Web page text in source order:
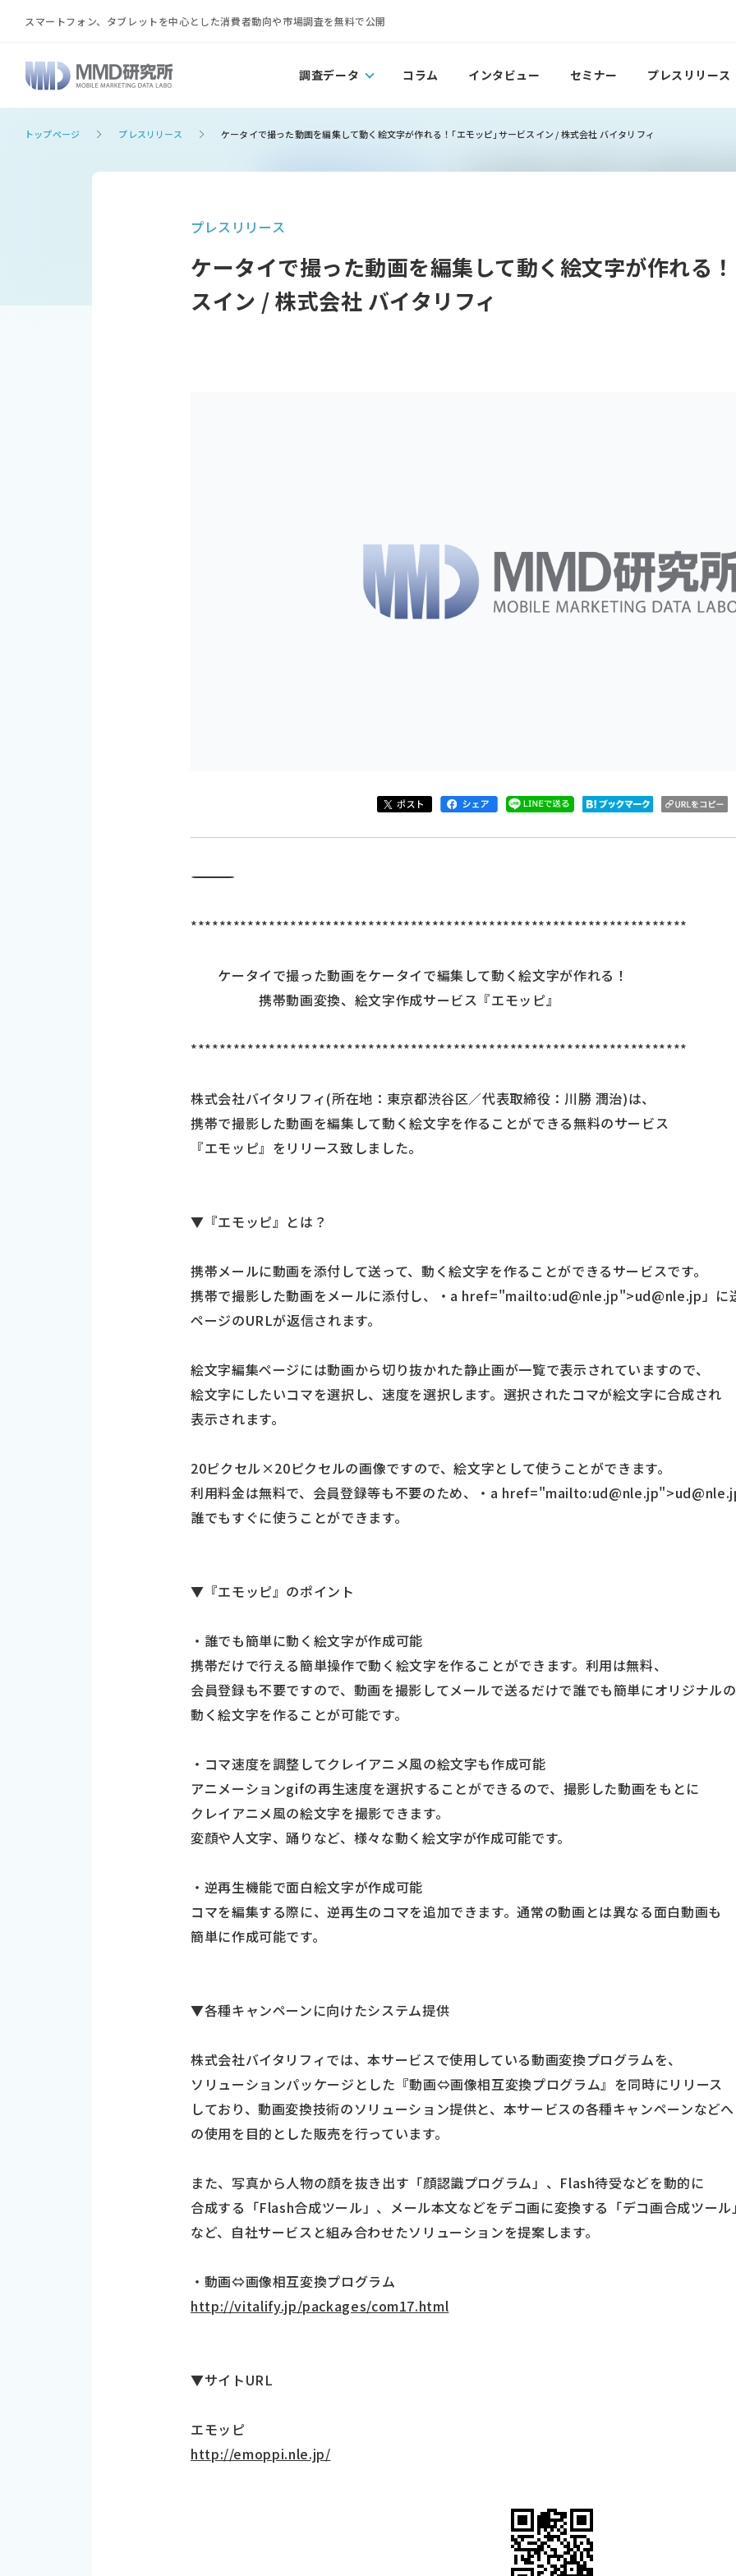
スマートフォン、タブレットを中心とした消費者動向や市場調査を無料で公開
調査データ コラム インタビュー セミナー プレスリリース
トップページ プレスリリース ケータイで撮った動画を編集して動く絵文字が作れる！｢エモッピ｣サービスイン / 株式会社 バイタリフィ
プレスリリース
ケータイで撮った動画を編集して動く絵文字が作れる
スイン / 株式会社 バイタリフィ
―――――――――――――――――――――――――――――――――――
**********************************************************************
ケータイで撮った動画をケータイで編集して動く絵文字が作れる！
携帯動画変換、絵文字作成サービス『エモッピ』
**********************************************************************
株式会社バイタリフィ(所在地：東京都渋谷区／代表取締役：川勝 潤治)は、
携帯で撮影した動画を編集して動く絵文字を作ることができる無料のサービス
『エモッピ』をリリース致しました。
▼『エモッピ』とは？
携帯メールに動画を添付して送って、動く絵文字を作ることができるサービスです。
携帯で撮影した動画をメールに添付し、・a href="mailto:ud@nle.jp">ud@nle.jp」に
ページのURLが返信されます。
絵文字編集ページには動画から切り抜かれた静止画が一覧で表示されていますので、
絵文字にしたいコマを選択し、速度を選択します。選択されたコマが絵文字に合成され
表示されます。
20ピクセル×20ピクセルの画像ですので、絵文字として使うことができます。
利用料金は無料で、会員登録等も不要のため、・a
誰でもすぐに使うことができます。
▼『エモッピ』のポイント
・誰でも簡単に動く絵文字が作成可能
携帯だけで行える簡単操作で動く絵文字を作ることができます。利用は無料、
会員登録も不要ですので、動画を撮影してメールで送るだけで誰でも簡単にオリジナルの
動く絵文字を作ることが可能です。
・コマ速度を調整してクレイアニメ風の絵文字も作成可能
アニメーションgifの再生速度を選択することができるので、撮影した動画をもとに
クレイアニメ風の絵文字を撮影できます。
変顔や人文字、踊りなど、様々な動く絵文字が作成可能です。
・逆再生機能で面白絵文字が作成可能
コマを編集する際に、逆再生のコマを追加できます。通常の動画とは異なる面白動画も
簡単に作成可能です。
▼各種キャンペーンに向けたシステム提供
株式会社バイタリフィでは、本サービスで使用している動画変換プログラムを、
ソリューションパッケージとした『動画⇔画像相互変換プログラム』を同時にリリース
しており、動画変換技術のソリューション提供と、本サービスの各種キャンペーンなどへ
の使用を目的とした販売を行っています。
また、写真から人物の顔を抜き出す「顔認識プログラム」、Flash待受などを動的に
合成する「Flash合成ツール」、メール本文などをデコ画に変換する「デコ画合成ツール
など、自社サービスと組み合わせたソリューションを提案します。
・動画⇔画像相互変換プログラム
http://vitalify.jp/packages/com17.html
▼サイトURL
エモッピ
http://emoppi.nle.jp/